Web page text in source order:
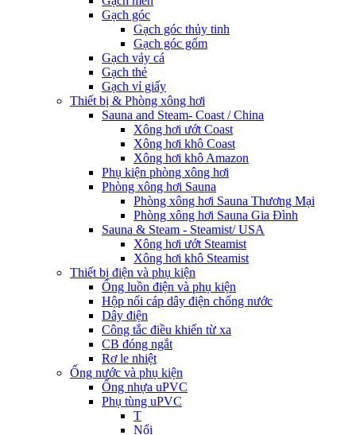
Gạch góc
Gạch góc thủy tinh
Gạch góc gốm
Gạch vảy cá
Gạch thẻ
Gạch vỉ giấy
Thiết bị & Phòng xông hơi
Sauna and Steam- Coast / China
Xông hơi ướt Coast
Xông hơi khô Coast
Xông hơi khô Amazon
Phụ kiện phòng xông hơi
Phòng xông hơi Sauna
Phòng xông hơi Sauna Thương Mại
Phòng xông hơi Sauna Gia Đình
Sauna & Steam - Steamist/ USA
Xông hơi ướt Steamist
Xông hơi khô Steamist
Thiết bị điện và phụ kiện
Ống luồn điện và phụ kiện
Hộp nối cáp dây điện chống nước
Dây điện
Công tắc điều khiển từ xa
CB đóng ngắt
Rơ le nhiệt
Ống nước và phụ kiện
Ống nhựa uPVC
Phụ tùng uPVC
T
Nối